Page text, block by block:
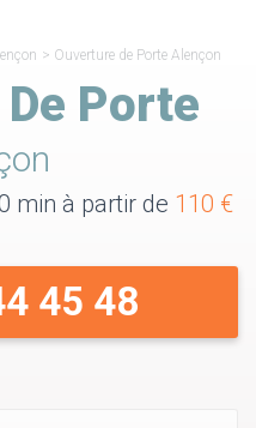
> Ouverture de Porte Alençon
Porte
min à partir de 110 €
45 48